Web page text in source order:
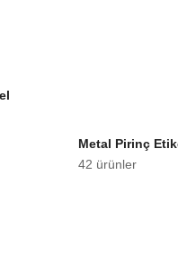
Metal Pirinç
42 ürünler